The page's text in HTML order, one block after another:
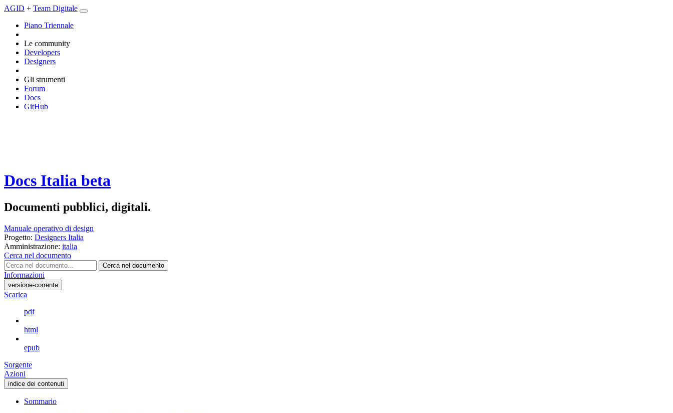
AGID + Team Digitale
Piano Triennale
Le community
Developers
Designers
Gli strumenti
Forum
Docs
GitHub
Docs Italia beta
Documenti pubblici, digitali.
Manuale operativo di design
Progetto: Designers Italia
Amministrazione: italia
Cerca nel documento
Cerca nel documento
Informazioni
versione-corrente
Scarica
pdf
html
epub
Sorgente
Azioni
indice dei contenuti
Sommario